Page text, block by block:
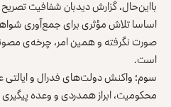
بااین‌حال، گزارش دیدبان شفافیت
اساسا تلاش مؤثری برای جمع‌آوری
صورت نگرفته و همین امر، چرخه‌ی
است.
سوم؛ واکنش دولت‌های فدرال و ایالتی
محکومیت، ابراز همدردی و وعده